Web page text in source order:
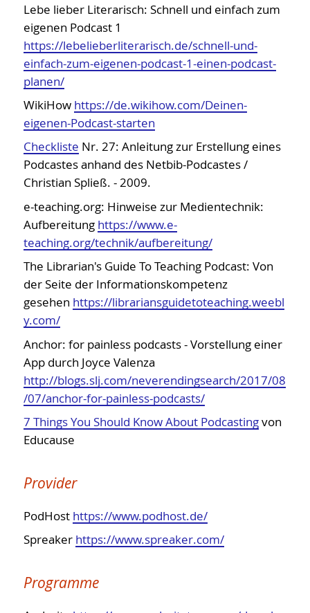
Anwendungen
Betriebssysteme
Bibliothekssysteme
Literaturverwaltungsprogramme
Programme zur Erstellung von Medien
Soziale Software
Messenger
Office-Programme
RSS-Programme
Social Bookmarking
Podcasts
Telefon- und Videokonferenzen
To Do-Listen und Zeitmanagment
Tools für die Zusammenarbeit
Weblogs
Wikis
Sonstiges
Software-Verzeichnisse
Sicherheit
Elektronische Medien
Gesundheit am Arbeitsplatz
Openess
Schule, Bildung, Ausbildung
Linkliste Quellen Extremismus
Lebe lieber Literarisch: Schnell und einfach zum
eigenen Podcast 1
https://lebelieberliterarisch.de/schnell-und-
einfach-zum-eigenen-podcast-1-einen-podcast-
planen/
WikiHow https://de.wikihow.com/Deinen-
eigenen-Podcast-starten
Checkliste Nr. 27: Anleitung zur Erstellung eines
Podcastes anhand des Netbib-Podcastes /
Christian Spließ. - 2009.
e-teaching.org: Hinweise zur Medientechnik:
Aufbereitung https://www.e-
teaching.org/technik/aufbereitung/
The Librarian's Guide To Teaching Podcast: Von
der Seite der Informationskompetenz
gesehen https://librariansguidetoteaching.weebl
y.com/
Anchor: for painless podcasts - Vorstellung einer
App durch Joyce Valenza
http://blogs.slj.com/neverendingsearch/2017/08
/07/anchor-for-painless-podcasts/
7 Things You Should Know About Podcastingvon
Educause
Provider
PodHost https://www.podhost.de/
Spreaker https://www.spreaker.com/
Programme